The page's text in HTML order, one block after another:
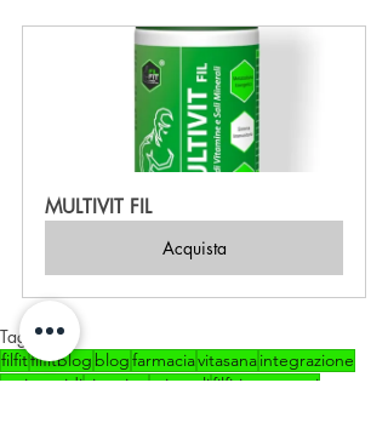
MULTIVIT FIL
Acquista
Tag:
filfitfilfitblog blogfarmaciavitasanaintegrazione
aminoacidivitaminemineralifilfitintegratori